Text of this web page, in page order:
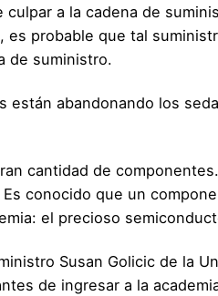
a la cadena de
es probable que tal
de suministro.
están abandonando los
cantidad de
conocido que un
el precioso
Susan Golicic de la
de ingresar a la